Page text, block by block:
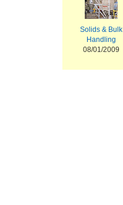
Solids & Bulk
Handling
08/01/2009